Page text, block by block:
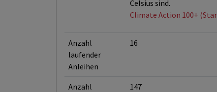
Celsius sind.
Climate Action 100+
Anzahl
laufender
Anleihen
16
Anzahl
147